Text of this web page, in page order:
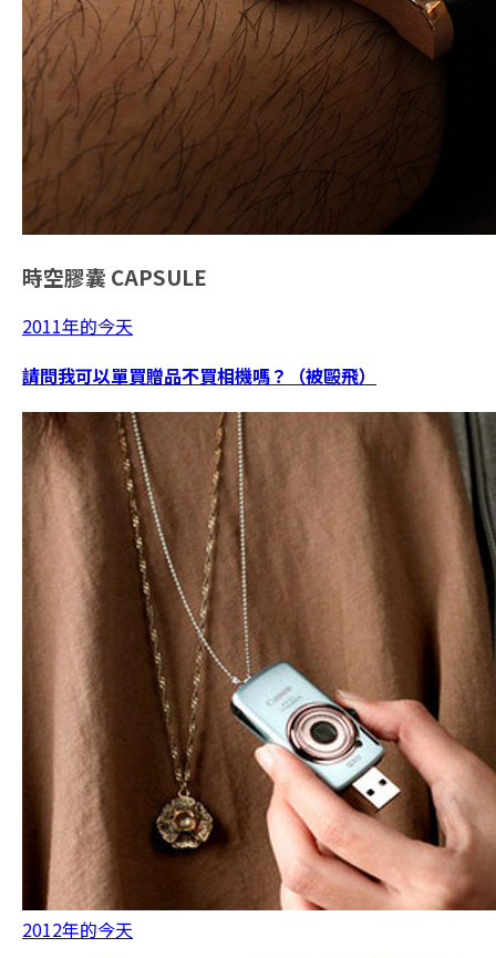
時空膠囊 CAPSULE
2011年的今天
請問我可以單買贈品不買相機嗎？（被毆飛）
2012年的今天